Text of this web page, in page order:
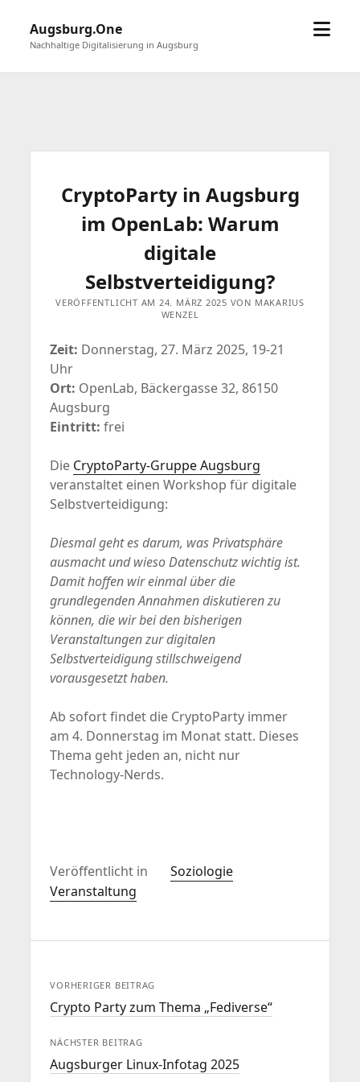
Augsburg.One
Nachhaltige Digitalisierung in Augsburg
Menü
CryptoParty in Augsburg
im OpenLab: Warum
digitale
Selbstverteidigung?
VERÖFFENTLICHT AM 24. MÄRZ 2025 VON MAKARIUS
WENZEL
Zeit: Donnerstag, 27. März 2025, 19-21
Uhr
Ort: OpenLab, Bäckergasse 32, 86150
Augsburg
Eintritt: frei
Die CryptoParty-Gruppe Augsburg
veranstaltet einen Workshop für digitale
Selbstverteidigung:
Diesmal geht es darum, was Privatsphäre
ausmacht und wieso Datenschutz wichtig ist.
Damit hoffen wir einmal über die
grundlegenden Annahmen diskutieren zu
können, die wir bei den bisherigen
Veranstaltungen zur digitalen
Selbstverteidigung stillschweigend
vorausgesetzt haben.
Ab sofort findet die CryptoParty immer
am 4. Donnerstag im Monat statt. Dieses
Thema geht jeden an, nicht nur
Technology-Nerds.
Veröffentlicht in
Soziologie
Veranstaltung
VORHERIGER BEITRAG
Crypto Party zum Thema „Fediverse“
NÄCHSTER BEITRAG
Augsburger Linux-Infotag 2025